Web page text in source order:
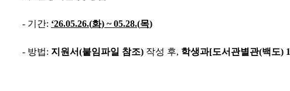
- 기간: ‘26.05.26.(화) ~ 05.28.(목)
- 방법: 지원서(붙임파일 참조) 작성 후, 학생과[도서관별관(백도) 1